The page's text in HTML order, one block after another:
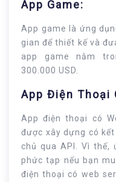
App Game:
App game là ứng
gian để thiết kế và
app game nằm
300.000 USD.
App Điện Thoại
App điện thoại có
được xây dựng có
chủ qua API. Vì thế,
phức tạp nếu bạn
điện thoại có web